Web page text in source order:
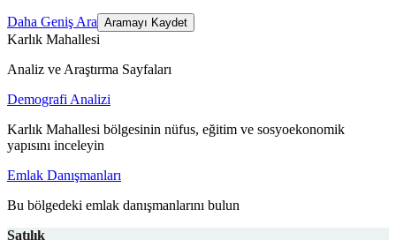
Daha Geniş Ara Aramayı Kaydet
Karlık Mahallesi
Analiz ve Araştırma Sayfaları
Demografi Analizi
Karlık Mahallesi bölgesinin nüfus, eğitim ve sosyoekonomik
yapısını inceleyin
Emlak Danışmanları
Bu bölgedeki emlak danışmanlarını bulun
Satılık